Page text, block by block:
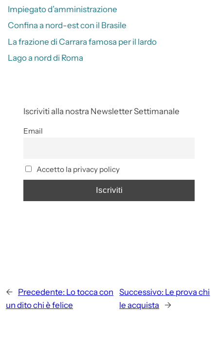
Impiegato d’amministrazione
Confina a nord-est con il Brasile
La frazione di Carrara famosa per il lardo
Lago a nord di Roma
Iscriviti alla nostra Newsletter Settimanale
Email
Accetto la privacy policy
← Precedente: Lo tocca con
un dito chi è felice
Successivo: Le prova chi
le acquista
→